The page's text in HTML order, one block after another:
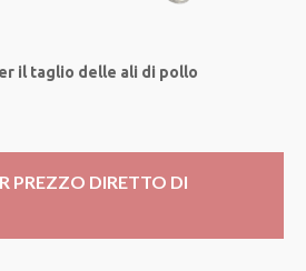
il taglio delle ali di pollo
PREZZO DIRETTO DI